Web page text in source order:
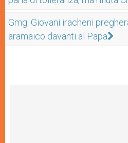
Gmg. Giovani iracheni
aramaico davanti al Papa